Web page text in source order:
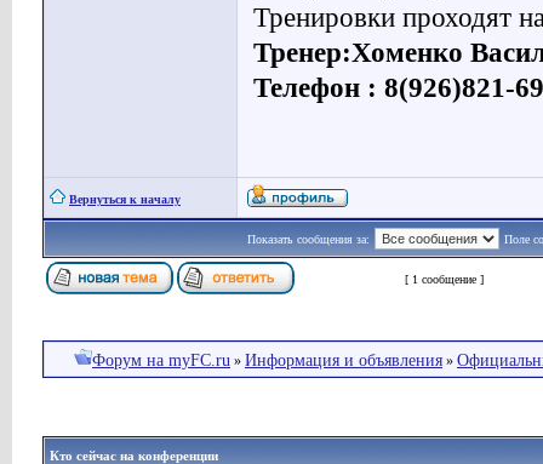
Тренировки проходят
Тренер:Хоменко
Телефон : 8(926)821-
Вернуться к началу
Показать сообщения за: Поле
[ 1 сообщение ]
Форум на myFC.ru » Информация и объявления »
Кто сейчас на конференции